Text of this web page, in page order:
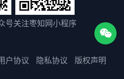
号关注枣知网小程序
户协议 隐私协议 版权声明